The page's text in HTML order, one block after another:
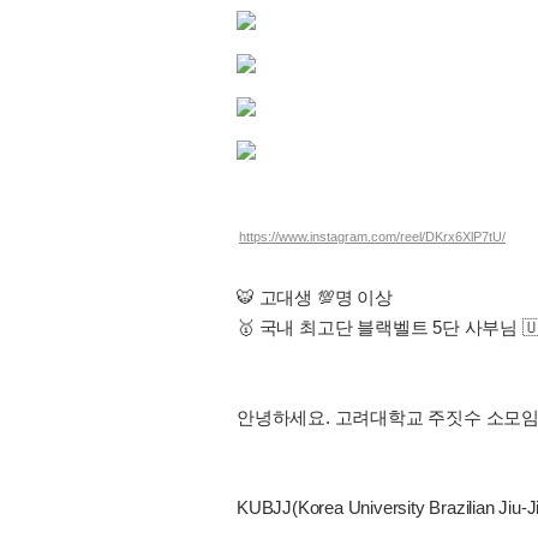
https://www.instagram.com/reel/DKrx6XlP7tU/
🐯 고대생 💯명 이상
🥇 국내 최고단 블랙벨트 5단 사부
안녕하세요. 고려대학교 주짓수 소모
KUBJJ(Korea University Brazilian Jiu-